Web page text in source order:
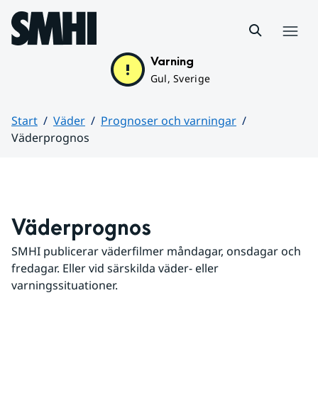
Hoppa till sidans innehåll
Varning
Gul, Sverige
Start Väder
Prognoser och varningar
Väderprognos
Väderprognos
SMHI publicerar väderfilmer måndagar, onsdagar och
fredagar. Eller vid särskilda väder- eller
varningssituationer.